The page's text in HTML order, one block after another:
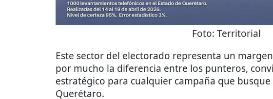
Foto: Territorial
Este sector del electorado representa un
por mucho la diferencia entre los punteros,
estratégico para cualquier campaña que
Querétaro.